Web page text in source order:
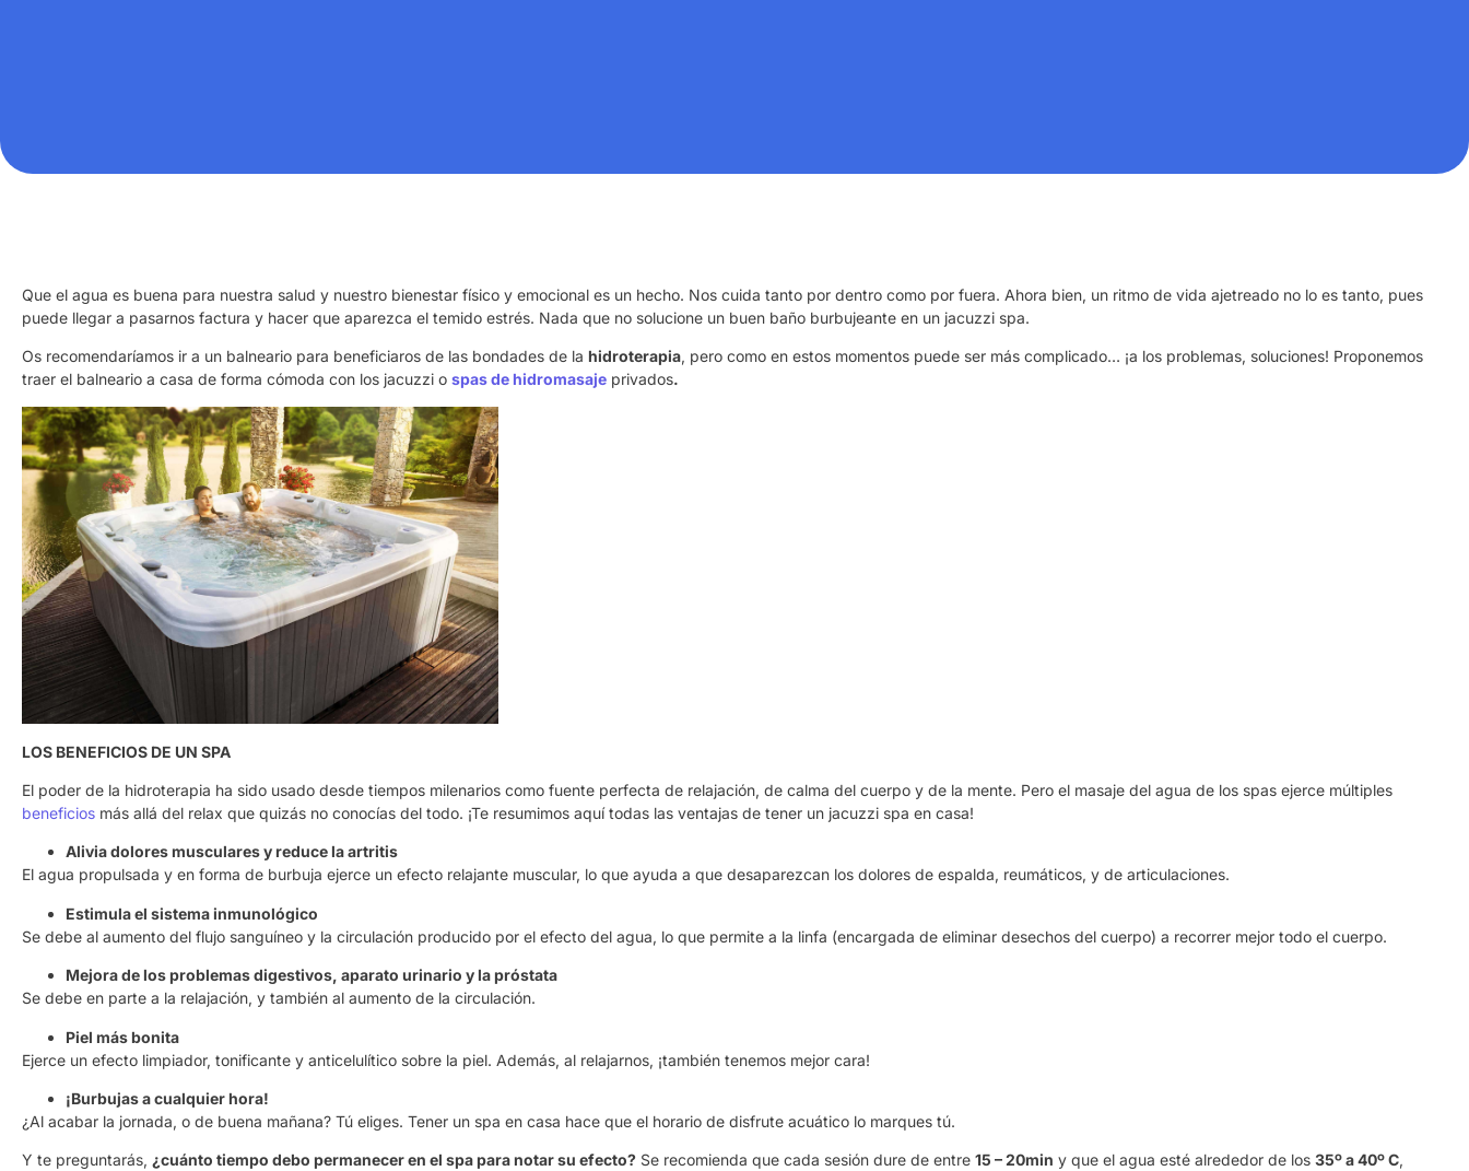
Que el agua es buena para nuestra salud y nuestro bienestar físico y emocional es un hecho. Nos cuida tanto por dentro como por fuera. Ahora bien, un ritmo de vida ajetreado no lo es tanto, pues
puede llegar a pasarnos factura y hacer que aparezca el temido estrés. Nada que no solucione un buen baño burbujeante en un jacuzzi spa.
Os recomendaríamos ir a un balneario para beneficiaros de las bondades de la hidroterapia, pero como en estos momentos puede ser más complicado… ¡a los problemas, soluciones! Proponemos
traer el balneario a casa de forma cómoda con los jacuzzi o spas de hidromasaje privados.
LOS BENEFICIOS DE UN SPA
El poder de la hidroterapia ha sido usado desde tiempos milenarios como fuente perfecta de relajación, de calma del cuerpo y de la mente. Pero el masaje del agua de los spas ejerce múltiples
beneficios más allá del relax que quizás no conocías del todo. ¡Te resumimos aquí todas las ventajas de tener un jacuzzi spa en casa!
Alivia dolores musculares y reduce la artritis
El agua propulsada y en forma de burbuja ejerce un efecto relajante muscular, lo que ayuda a que desaparezcan los dolores de espalda, reumáticos, y de articulaciones.
Estimula el sistema inmunológico
Se debe al aumento del flujo sanguíneo y la circulación producido por el efecto del agua, lo que permite a la linfa (encargada de eliminar desechos del cuerpo) a recorrer mejor todo el cuerpo.
Mejora de los problemas digestivos, aparato urinario y la próstata
Se debe en parte a la relajación, y también al aumento de la circulación.
Piel más bonita
Ejerce un efecto limpiador, tonificante y anticelulítico sobre la piel. Además, al relajarnos, ¡también tenemos mejor cara!
¡Burbujas a cualquier hora!
¿Al acabar la jornada, o de buena mañana? Tú eliges. Tener un spa en casa hace que el horario de disfrute acuático lo marques tú.
Y te preguntarás, ¿cuánto tiempo debo permanecer en el spa para notar su efecto? Se recomienda que cada sesión dure de entre 15 – 20min y que el agua esté alrededor de los 35º a 40º C,